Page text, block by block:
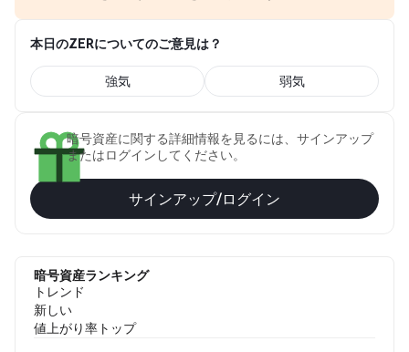
本日のZERについてのご意見は？
強気 弱気
暗号資産に関する詳細情報を見るには、サインアップ
またはログインしてください。
サインアップ/ログイン
暗号資産ランキング
トレンド
新しい
値上がり率トップ